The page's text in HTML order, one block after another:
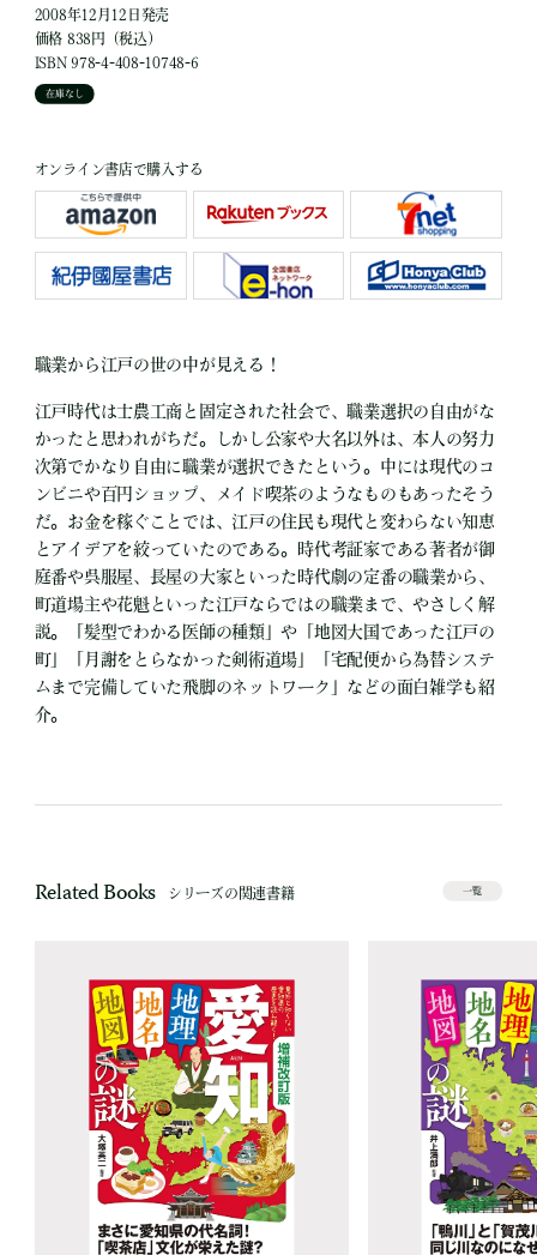
2008年12月12日発売
価格 838円（税込）
ISBN 978-4-408-10748-6
在庫なし
オンライン書店で購入する
職業から江戸の世の中が見える！
江戸時代は士農工商と固定された社会で、職業選択の自由がな
かったと思われがちだ。しかし公家や大名以外は、本人の努力
次第でかなり自由に職業が選択できたという。中には現代のコ
ンビニや百円ショップ、メイド喫茶のようなものもあったそう
だ。お金を稼ぐことでは、江戸の住民も現代と変わらない知恵
とアイデアを絞っていたのである。時代考証家である著者が御
庭番や呉服屋、長屋の大家といった時代劇の定番の職業から、
町道場主や花魁といった江戸ならではの職業まで、やさしく解
説。「髪型でわかる医師の種類」や「地図大国であった江戸の
町」「月謝をとらなかった剣術道場」「宅配便から為替システ
ムまで完備していた飛脚のネットワーク」などの面白雑学も紹
介。
Related Books シリーズの関連書籍 一覧